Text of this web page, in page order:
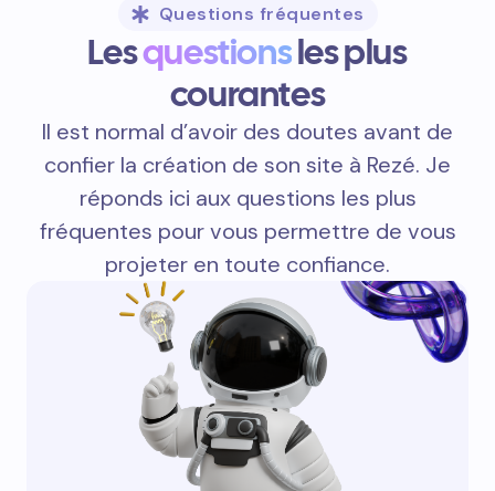
Questions fréquentes
Lesquestionsles plus
courantes
Il est normal d’avoir des doutes avant de
confier la création de son site à Rezé. Je
réponds ici aux questions les plus
fréquentes pour vous permettre de vous
projeter en toute confiance.